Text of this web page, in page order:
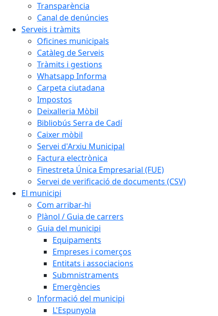
Transparència
Canal de denúncies
Serveis i tràmits
Oficines municipals
Catàleg de Serveis
Tràmits i gestions
Whatsapp Informa
Carpeta ciutadana
Impostos
Deixalleria Mòbil
Bibliobús Serra de Cadí
Caixer mòbil
Servei d'Arxiu Municipal
Factura electrònica
Finestreta Única Empresarial (FUE)
Servei de verificació de documents (CSV)
El municipi
Com arribar-hi
Plànol / Guia de carrers
Guia del municipi
Equipaments
Empreses i comerços
Entitats i associacions
Submnistraments
Emergències
Informació del municipi
L'Espunyola